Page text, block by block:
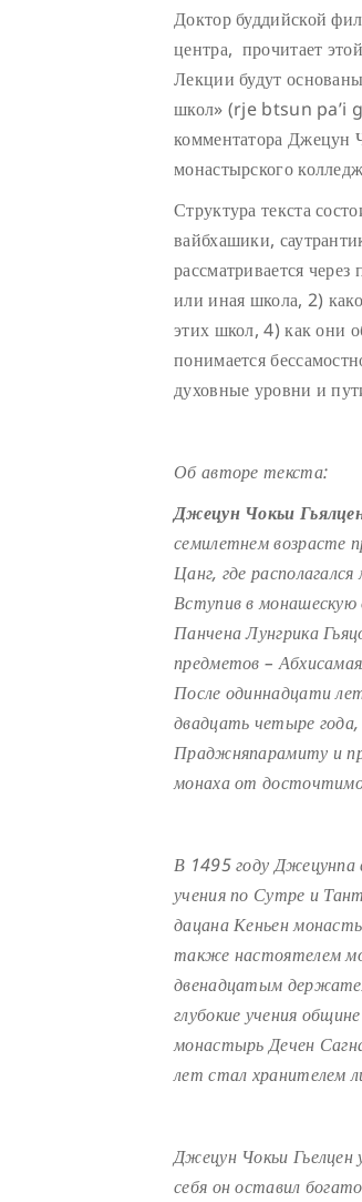
Доктор буддийской
центра, прочитает
Лекции будут
школ» (rje btsun pa’i
комментатора Джецун
монастырского
Структура текста
вайбхашики,
рассматривается
или иная школа, 2)
этих школ, 4) как они
понимается
духовные уровни и
Об авторе текста:
Джецун Чокьи
семилетнем возрасте
Цанг, где
Вступив в монашескую
Панчена Лунгрика
предметов –
После одиннадцати
двадцать четыре
Праджняпарамиту и
монаха от
В 1495 году Джецунпа
учения по Сутре и
дацана Кеньен
также настоятелем
двенадцатым
глубокие учения
монастырь Дечен
лет стал хранителем
Джецун Чокьи Гьелцен
себя он оставил